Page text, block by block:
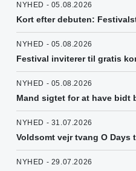
NYHED - 05.08.2026
Kort efter debuten:
NYHED - 05.08.2026
Festival inviterer til gratis
NYHED - 05.08.2026
Mand sigtet for at have bidt
NYHED - 31.07.2026
Voldsomt vejr tvang O Days
NYHED - 29.07.2026